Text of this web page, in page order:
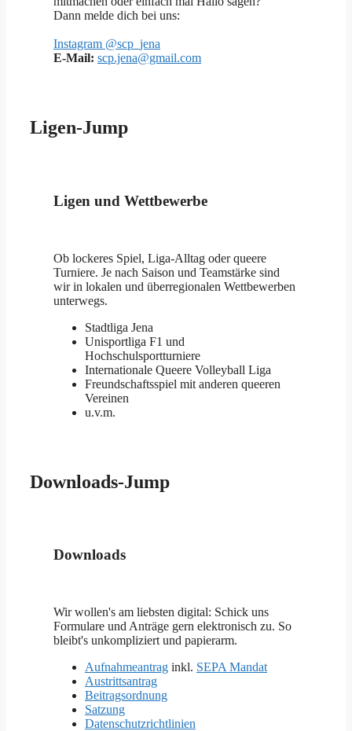
Dann melde dich bei uns:
Instagram @scp_jena
E-Mail: scp.jena@gmail.com
Ligen-Jump
Ligen und Wettbewerbe
Ob lockeres Spiel, Liga-Alltag oder queere
Turniere. Je nach Saison und Teamstärke sind
wir in lokalen und überregionalen Wettbewerben
unterwegs.
Stadtliga Jena
Unisportliga F1 und
Hochschulsportturniere
Internationale Queere Volleyball Liga
Freundschaftsspiel mit anderen queeren
Vereinen
u.v.m.
Downloads-Jump
Downloads
Wir wollen's am liebsten digital: Schick uns
Formulare und Anträge gern elektronisch zu. So
bleibt's unkompliziert und papierarm.
Aufnahmeantrag inkl. SEPA Mandat
Austrittsantrag
Beitragsordnung
Satzung
Datenschutzrichtlinien